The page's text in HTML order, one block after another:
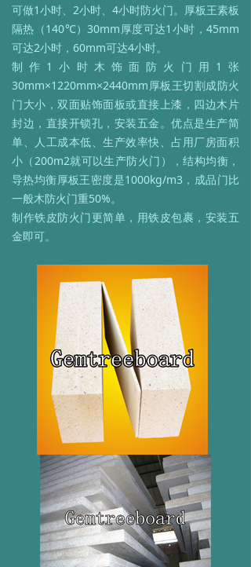
可做1小时、2小时、4小时防火门。厚板王素板
隔热（140℃）30mm厚度可达1小时，45mm
可达2小时，60mm可达4小时。
制作1小时木饰面防火门用1张
30mm×1220mm×2440mm厚板王切割成防火
门大小，双面贴饰面板或直接上漆，四边木片
封边，直接开锁孔，安装五金。优点是生产简
单、人工成本低、生产效率快、占用厂房面积
小（200m2就可以生产防火门），结构均衡，
导热均衡厚板王密度是1000kg/m3，成品门比
一般木防火门重50%。
制作铁皮防火门更简单，用铁皮包裹，安装五
金即可。